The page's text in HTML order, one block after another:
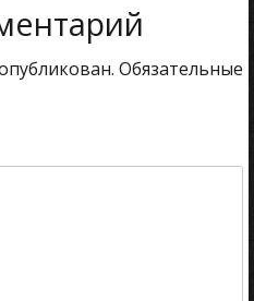
Обязательные